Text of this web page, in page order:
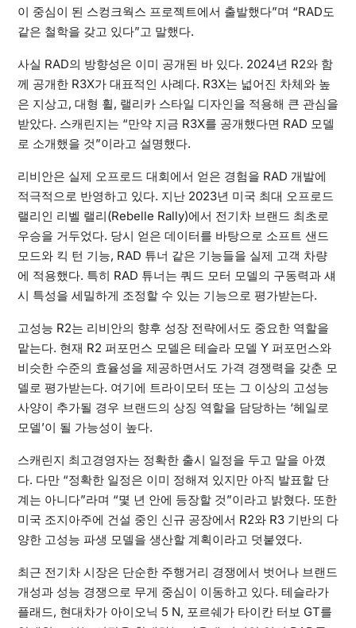
이 중심이 된 스컹크웍스 프로젝트에서 출발했다”며 “RAD도
같은 철학을 갖고 있다”고 말했다.
사실 RAD의 방향성은 이미 공개된 바 있다. 2024년 R2와 함
께 공개한 R3X가 대표적인 사례다. R3X는 넓어진 차체와 높
은 지상고, 대형 휠, 랠리카 스타일 디자인을 적용해 큰 관심을
받았다. 스캐린지는 “만약 지금 R3X를 공개했다면 RAD 모델
로 소개했을 것”이라고 설명했다.
리비안은 실제 오프로드 대회에서 얻은 경험을 RAD 개발에
적극적으로 반영하고 있다. 지난 2023년 미국 최대 오프로드
랠리인 리벨 랠리(Rebelle Rally)에서 전기차 브랜드 최초로
우승을 거두었다. 당시 얻은 데이터를 바탕으로 소프트 샌드
모드와 킥 턴 기능, RAD 튜너 같은 기능들을 실제 고객 차량
에 적용했다. 특히 RAD 튜너는 쿼드 모터 모델의 구동력과 섀
시 특성을 세밀하게 조정할 수 있는 기능으로 평가받는다.
고성능 R2는 리비안의 향후 성장 전략에서도 중요한 역할을
맡는다. 현재 R2 퍼포먼스 모델은 테슬라 모델 Y 퍼포먼스와
비슷한 수준의 효율성을 제공하면서도 가격 경쟁력을 갖춘 모
델로 평가받는다. 여기에 트라이모터 또는 그 이상의 고성능
사양이 추가될 경우 브랜드의 상징 역할을 담당하는 ‘헤일로
모델’이 될 가능성이 높다.
스캐린지 최고경영자는 정확한 출시 일정을 두고 말을 아꼈
다. 다만 “정확한 일정은 이미 정해져 있지만 아직 발표할 단
계는 아니다”라며 “몇 년 안에 등장할 것”이라고 밝혔다. 또한
미국 조지아주에 건설 중인 신규 공장에서 R2와 R3 기반의 다
양한 고성능 파생 모델을 생산할 계획이라고 덧붙였다.
최근 전기차 시장은 단순한 주행거리 경쟁에서 벗어나 브랜드
개성과 성능 경쟁으로 무게 중심이 이동하고 있다. 테슬라가
플래드, 현대차가 아이오닉 5 N, 포르쉐가 타이칸 터보 GT를